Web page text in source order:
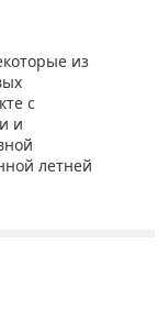
из
с
и
летней